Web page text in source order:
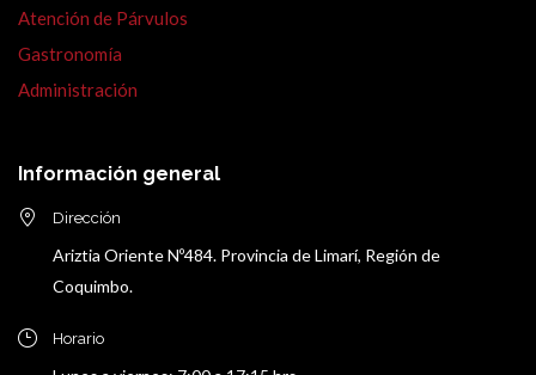
Atención de Párvulos
Gastronomía
Administración
Información general
Dirección
Ariztia Oriente Nº484. Provincia de Limarí, Región de
Coquimbo.
Horario